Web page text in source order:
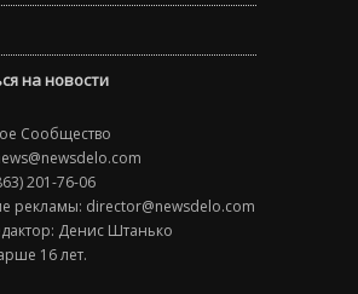
на новости
Сообщество
201-76-06
рекламы: director@newsdelo.com
Денис Штанько
16 лет.